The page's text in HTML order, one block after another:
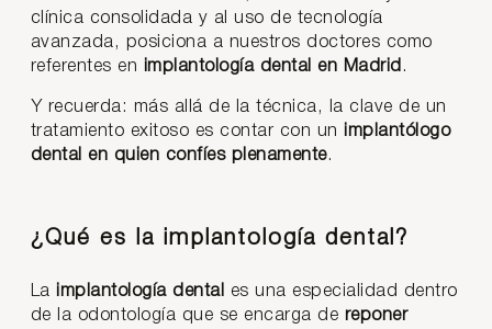
clínica consolidada y al uso de tecnología
avanzada, posiciona a nuestros doctores como
referentes en implantología dental en Madrid .
Y recuerda: más allá de la técnica, la clave de un
tratamiento exitoso es contar con un implantólogo
dental en quien confíes plenamente.
¿Qué es la implantología dental?
La implantología dental
es una especialidad dentro
de la odontología que se encarga de reponer